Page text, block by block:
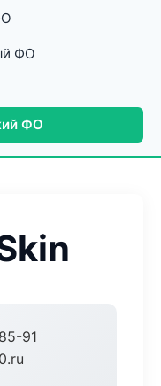
ФО
ФО
91